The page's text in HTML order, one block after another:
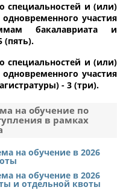
учреждение
внутренних водных
установок
двигательной
учреждение
бассейна
путей"
специальностей и (или)
участия
бакалавриата и
(пять).
специальностей и (или)
участия
- 3 (три).
на обучение по
в рамках
на обучение в 2026
на обучение в 2026
и отдельной квоты